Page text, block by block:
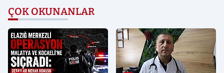
ÇOK OKUNANLAR